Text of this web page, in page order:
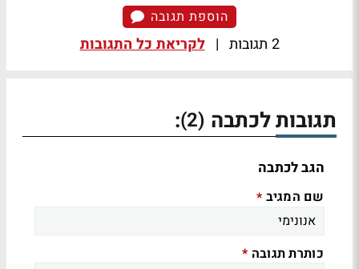
הוספת תגובה
2 תגובות | לקריאת כל התגובות
תגובות לכתבה (2)
:
הגב לכתבה
שם המגיב *
כותרת תגובה *